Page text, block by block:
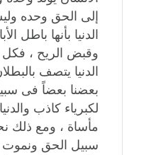
إلى الحق وحده
الدنيا بأنها باطل
وقبض الريح ، فكل
الدنيا يتصف
بعضنا بعضاً فى
لكبرياء كاذب
مأساة ، ومع ذلك
سبيل الحق